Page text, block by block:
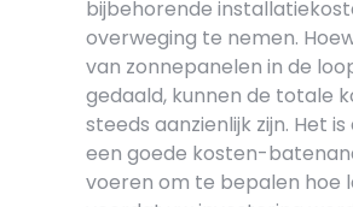
bijbehorende
overweging te nemen.
van zonnepanelen in de
gedaald, kunnen de totale
steeds aanzienlijk zijn. Het
een goede kosten-
voeren om te bepalen hoe